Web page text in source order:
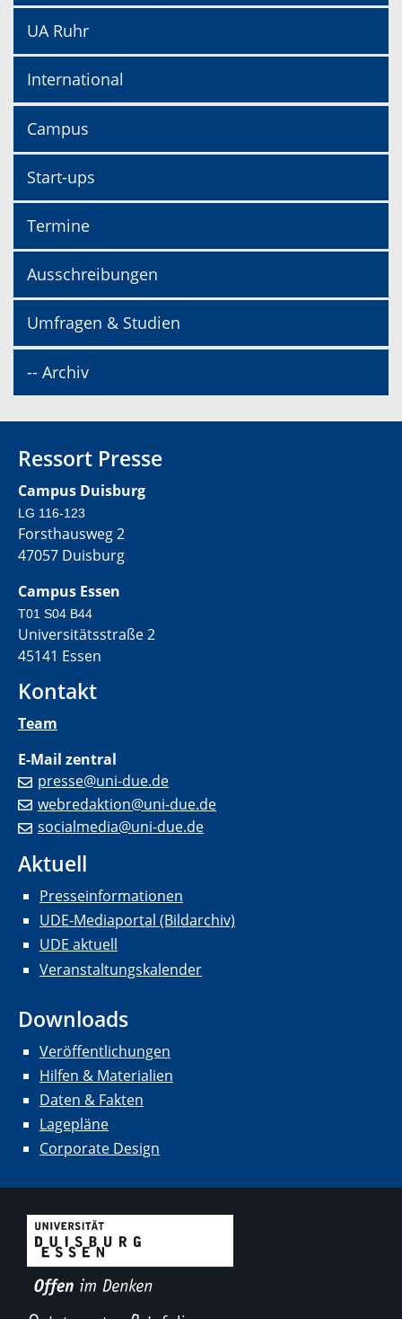
UA Ruhr
International
Campus
Start-ups
Termine
Ausschreibungen
Umfragen & Studien
-- Archiv
Ressort Presse
Campus Duisburg
LG 116-123
Forsthausweg 2
47057 Duisburg
Campus Essen
T01 S04 B44
Universitätsstraße 2
45141 Essen
Kontakt
Team
E-Mail zentral
presse@uni-due.de
webredaktion@uni-due.de
socialmedia@uni-due.de
Aktuell
Presseinformationen
UDE-Mediaportal (Bildarchiv)
UDE aktuell
Veranstaltungskalender
Downloads
Veröffentlichungen
Hilfen & Materialien
Daten & Fakten
Lagepläne
Corporate Design